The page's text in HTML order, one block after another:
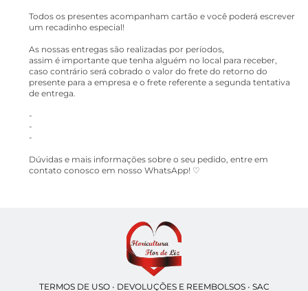
Todos os presentes acompanham cartão e você poderá escrever
um recadinho especial!
As nossas entregas são realizadas por períodos,
assim é importante que tenha alguém no local para receber,
caso contrário será cobrado o valor do frete do retorno do
presente para a empresa e o frete referente a segunda tentativa
de entrega.
-
-
-
Dúvidas e mais informações sobre o seu pedido, entre em
contato conosco em nosso WhatsApp! ♡
TERMOS DE USO• DEVOLUÇÕES E REEMBOLSOS• SAC